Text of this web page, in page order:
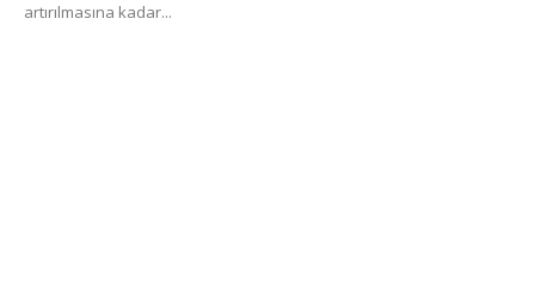
artırılmasına kadar...